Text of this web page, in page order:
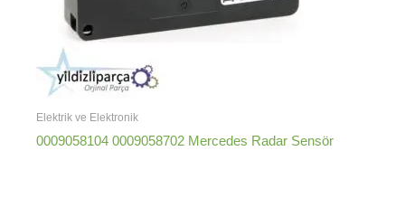
Elektrik ve Elektronik
0009058104 0009058702 Mercedes Radar Sensör